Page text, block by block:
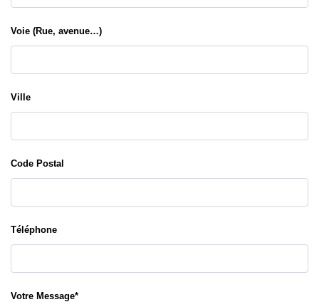
Voie (Rue, avenue…)
Ville
Code Postal
Téléphone
Votre Message*